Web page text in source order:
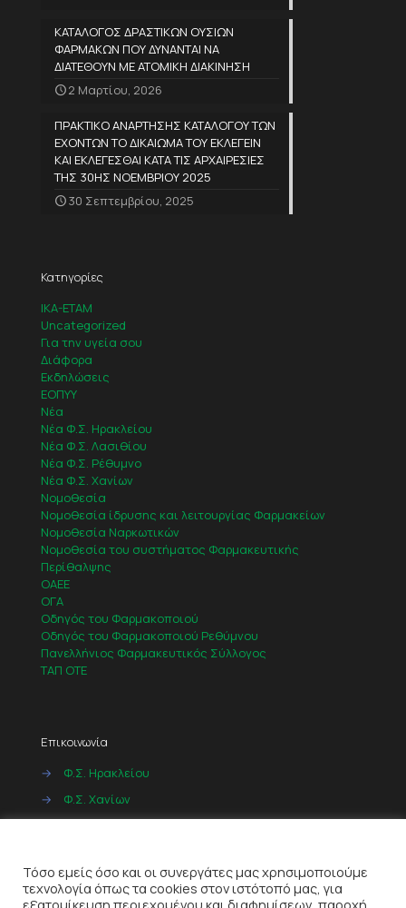
ΚΑΤΑΛΟΓΟΣ ΔΡΑΣΤΙΚΩΝ ΟΥΣΙΩΝ
ΦΑΡΜΑΚΩΝ ΠΟΥ ΔΥΝΑΝΤΑΙ ΝΑ
ΔΙΑΤΕΘΟΥΝ ΜΕ ΑΤΟΜΙΚΗ ΔΙΑΚΙΝΗΣΗ
2 Μαρτίου, 2026
ΠΡΑΚΤΙΚΟ ΑΝΑΡΤΗΣΗΣ ΚΑΤΑΛΟΓΟΥ ΤΩΝ
ΕΧΟΝΤΩΝ ΤΟ ΔΙΚΑΙΩΜΑ ΤΟΥ ΕΚΛΕΓΕΙΝ
ΚΑΙ ΕΚΛΕΓΕΣΘΑΙ ΚΑΤΑ ΤΙΣ ΑΡΧΑΙΡΕΣΙΕΣ
ΤΗΣ 30ΗΣ ΝΟΕΜΒΡΙΟΥ 2025
30 Σεπτεμβρίου, 2025
Κατηγορίες
IKA-ETAM
Uncategorized
Για την υγεία σου
Διάφορα
Εκδηλώσεις
ΕΟΠΥΥ
Νέα
Νέα Φ.Σ. Ηρακλείου
Νέα Φ.Σ. Λασιθίου
Νέα Φ.Σ. Ρέθυμνο
Νέα Φ.Σ. Χανίων
Νομοθεσία
Νομοθεσία ίδρυσης και λειτουργίας Φαρμακείων
Νομοθεσία Ναρκωτικών
Νομοθεσία του συστήματος Φαρμακευτικής
Περίθαλψης
ΟΑΕΕ
ΟΓΑ
Οδηγός του Φαρμακοποιού
Οδηγός του Φαρμακοποιού Ρεθύμνου
Πανελλήνιος Φαρμακευτικός Σύλλογος
ΤΑΠ ΟΤΕ
Επικοινωνία
→
Φ.Σ. Ηρακλείου
→
Φ.Σ. Χανίων
Τόσο εμείς όσο και οι συνεργάτες μας χρησιμοποιούμε
τεχνολογία όπως τα cookies στον ιστότοπό μας, για
εξατομίκευση περιεχομένου και διαφημίσεων, παροχή